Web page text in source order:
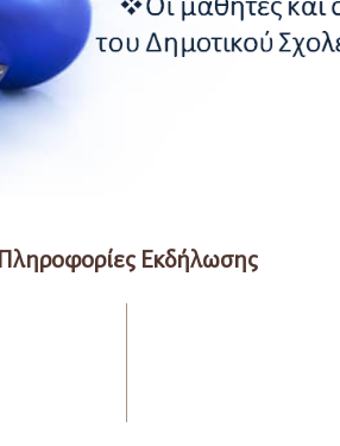
Πληροφορίες Εκδήλωσης